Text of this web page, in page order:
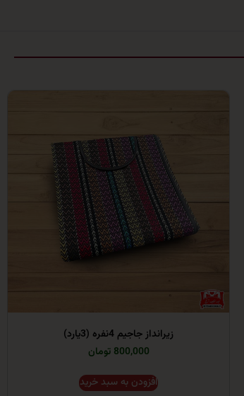
زیرانداز جاجیم 4نفره (3یارد)
800,000 تومان
افزودن به سبد خرید